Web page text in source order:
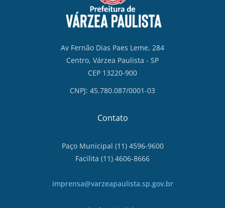
Av Fernão Dias Paes Leme, 284
Centro, Várzea Paulista - SP
CEP 13220-900
CNPJ: 45.780.087/0001-03
Contato
Paço Municipal (11) 4596-9600
Facilita (11) 4606-8666
imprensa@varzeapaulista.sp.gov.br